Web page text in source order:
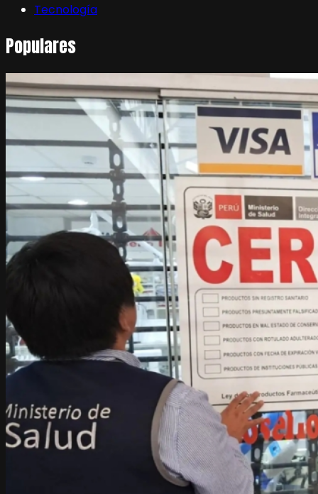
Tecnología
Populares